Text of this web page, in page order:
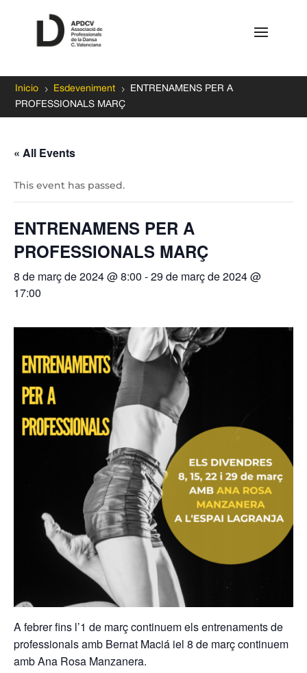
Inicio 5 Esdeveniment 5
ENTRENAMENS PER A
PROFESSIONALS MARÇ
« All Events
This event has passed.
ENTRENAMENS PER A
PROFESSIONALS MARÇ
8 de març de 2024 @ 8:00 -29 de març de 2024 @
17:00
A febrer fins l’1 de març continuem els entrenaments de
professionals amb Bernat Maciá iel 8 de març continuem
amb Ana Rosa Manzanera.